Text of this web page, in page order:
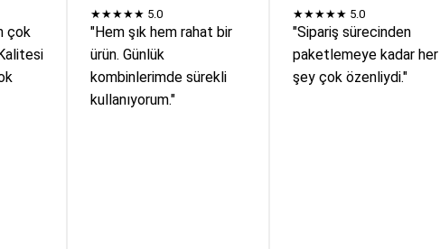
çok
★★★★★ 5.0
"Hem şık hem rahat bir
ürün. Günlük
kombinlerimde sürekli
kullanıyorum."
★★★★★ 5.0
"Sipariş sürecinden
paketlemeye kadar her
şey çok özenliydi."